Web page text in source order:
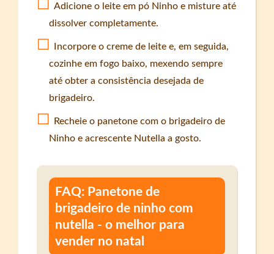
Adicione o leite em pó Ninho e misture até
dissolver completamente.
Incorpore o creme de leite e, em seguida,
cozinhe em fogo baixo, mexendo sempre
até obter a consistência desejada de
brigadeiro.
Recheie o panetone com o brigadeiro de
Ninho e acrescente Nutella a gosto.
FAQ: Panetone de
brigadeiro de ninho com
nutella - o melhor para
vender no natal